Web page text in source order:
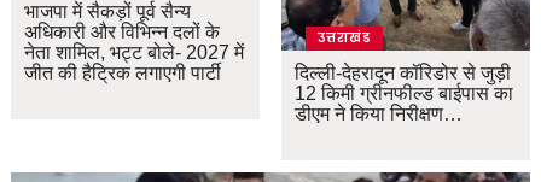
भाजपा में सैकड़ों पूर्व सैन्य
अधिकारी और विभिन्न दलों के
नेता शामिल, भट्ट बोले- 2027 में
जीत की हैट्रिक लगाएगी पार्टी
उत्तराखंड
दिल्ली-देहरादून कॉरिडोर से जुड़ी
12 किमी ग्रीनफील्ड बाईपास का
डीएम ने किया निरीक्षण…